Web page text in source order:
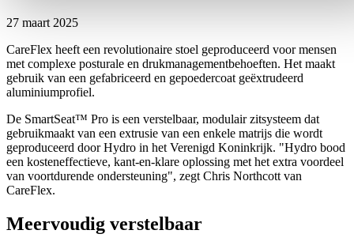
27 maart 2025
CareFlex heeft een revolutionaire stoel geproduceerd voor mensen
met complexe posturale en drukmanagementbehoeften. Het maakt
gebruik van een gefabriceerd en gepoedercoat geëxtrudeerd
aluminiumprofiel.
De SmartSeat™ Pro is een verstelbaar, modulair zitsysteem dat
gebruikmaakt van een extrusie van een enkele matrijs die wordt
geproduceerd door Hydro in het Verenigd Koninkrijk. "Hydro bood
een kosteneffectieve, kant-en-klare oplossing met het extra voordeel
van voortdurende ondersteuning", zegt Chris Northcott van
CareFlex.
Meervoudig verstelbaar